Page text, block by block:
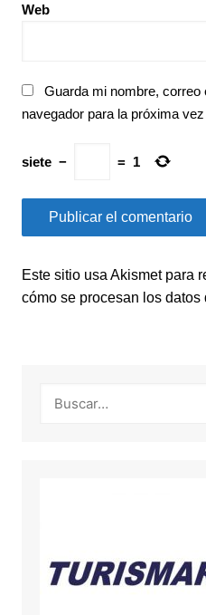
Web
Guarda mi nombre,
navegador para la próxima
siete − = 1
Este sitio usa Akismet para
cómo se procesan los datos